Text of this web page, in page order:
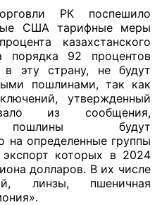
РК поспешило
США тарифные меры
казахстанского
порядка 92 процентов
в эту страну, не будут
пошлинами, так как
утвержденный
из сообщения,
пошлины будут
на определенные группы
экспорт которых в 2024
долларов. В их числе
линзы, пшеничная